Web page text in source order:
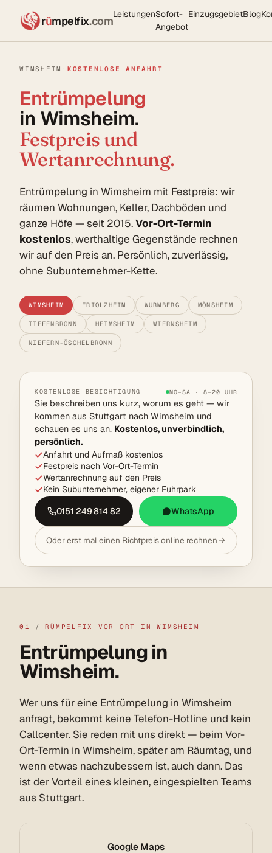
rümpelfix.comLeistungenSofort-
Angebot
EinzugsgebietBlog
WIMSHEIM · KOSTENLOSE ANFAHRT
Entrümpelung
in Wimsheim.
Festpreis und
Wertanrechnung.
Entrümpelung in Wimsheim mit Festpreis: wir
räumen Wohnungen, Keller, Dachböden und
ganze Höfe — seit 2015.Vor-Ort-Termin
kostenlos, werthaltige Gegenstände rechnen
wir auf den Preis an. Persönlich, zuverlässig,
ohne Subunternehmer-Kette.
WIMSHEIM FRIOLZHEIM WURMBERG MÖNSHEIM
TIEFENBRONN HEIMSHEIM WIERNSHEIM
NIEFERN-ÖSCHELBRONN
KOSTENLOSE BESICHTIGUNG MO–SA · 8–20 UHR
Sie beschreiben uns kurz, worum es geht — wir
kommen aus Stuttgart nach Wimsheim und
schauen es uns an. Kostenlos, unverbindlich,
persönlich.
Anfahrt und Aufmaß kostenlos
Festpreis nach Vor-Ort-Termin
Wertanrechnung auf den Preis
Kein Subunternehmer, eigener Fuhrpark
0151 249 814 82
WhatsApp
Oder erst mal einen Richtpreis online rechnen
01 / RÜMPELFIX VOR ORT IN WIMSHEIM
Entrümpelung in
Wimsheim.
Wer uns für eine Entrümpelung in Wimsheim
anfragt, bekommt keine Telefon-Hotline und kein
Callcenter. Sie reden mit uns direkt — beim Vor-
Ort-Termin in Wimsheim, später am Räumtag, und
wenn etwas nachzubessern ist, auch dann. Das
ist der Vorteil eines kleinen, eingespielten Teams
aus Stuttgart.
Google Maps